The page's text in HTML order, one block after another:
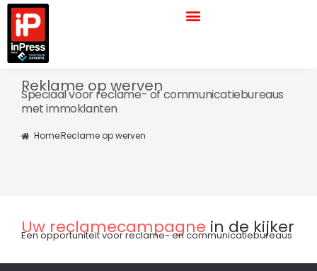
Ga
naar
de
inhoud
Reklame op werven
Speciaal voor reclame- of communicatiebureaus
met immoklanten
HomeReclame op werven
Uw reclamecampagne in de kijker
Een opportuniteit voor reclame- en communicatiebureaus